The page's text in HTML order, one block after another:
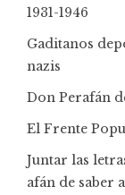
1931-1946
Gaditanos
nazis
Don Perafán
El Frente
Juntar las
afán de saber